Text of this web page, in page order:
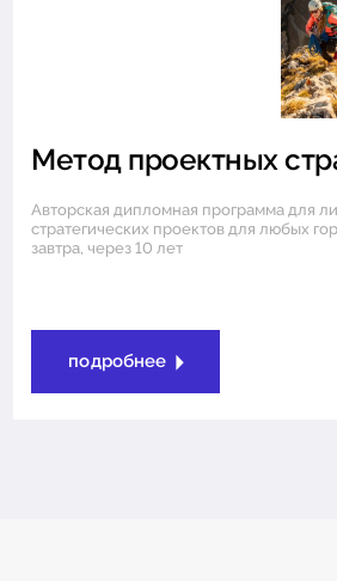
Метод проектных
Авторская дипломная программа для
стратегических проектов для любых
завтра, через 10 лет
подробнее